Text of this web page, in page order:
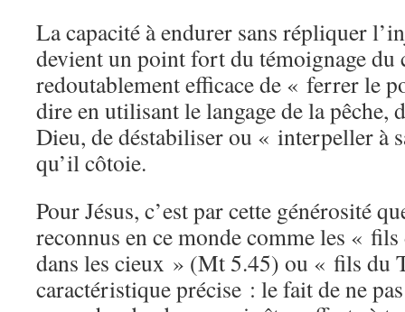
La capacité à endurer sans répliquer
devient un point fort du témoignage du
redoutablement efficace de « ferrer le
dire en utilisant le langage de la
Dieu, de déstabiliser ou « interpeller à
qu’il côtoie.
Pour Jésus, c’est par cette générosité
reconnus en ce monde comme les «
dans les cieux » (Mt 5.45) ou « fils du
caractéristique précise : le fait de ne